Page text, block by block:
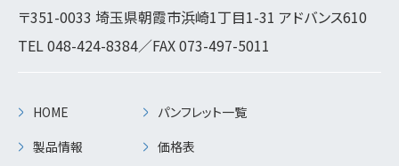
〒351-0033 埼玉県朝霞市浜崎1丁目1-31 アドバンス610
TEL048-424-8384／FAX 073-497-5011
HOME
製品情報
パンフレット一覧
価格表